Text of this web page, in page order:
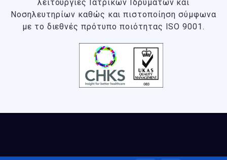
λειτουργίες Ιατρικών Ιδρυμάτων και
Νοσηλευτηρίων καθώς και πιστοποίηση σύμφωνα
με το διεθνές πρότυπο ποιότητας ISO 9001.